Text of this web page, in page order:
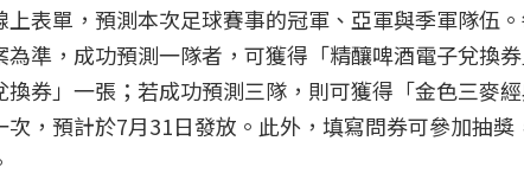
表單，預測本次足球賽事的冠軍、亞軍與季軍隊伍
準，成功預測一隊者，可獲得「精釀啤酒電子兌換
券」一張；若成功預測三隊，則可獲得「金色三麥
，預計於7月31日發放。此外，填寫問券可參加抽